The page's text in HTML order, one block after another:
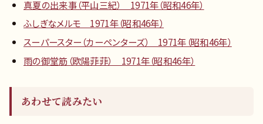
真夏の出来事（平山三紀） 1971年（昭和46年）
ふしぎなメルモ 1971年（昭和46年）
スーパースター（カーペンターズ） 1971年（昭和46年）
雨の御堂筋（欧陽菲菲） 1971年（昭和46年）
あわせて読みたい